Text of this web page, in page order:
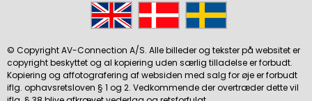
© Copyright AV-Connection A/S. Alle billeder og tekster på websitet er
copyright beskyttet og al kopiering uden særlig tilladelse er forbudt.
Kopiering og affotografering af websiden med salg for øje er forbudt
iflg. ophavsretsloven § 1 og 2. Vedkommende der overtræder dette vil